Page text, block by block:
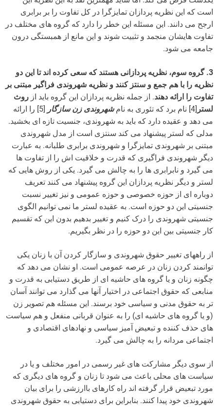
است که این نظریه پردازان تمایزگرا در کل تفاوت را بر برابری
ارجح می دانند. این مسئله این خطر را دارد که گروه های مختلف در
تفاوت هایشان منجمد و تثبیت شوند و این مانع از همبستگی درون
جامعه می شود.
3. گروه سوم، نظریه پردازانی هستند که سعی کرده اند تا این دو
نظریه را با هم جمع و سنتز کنند و نظریه شهروندی فراگیر مبتنی بر
تفاوت را ارائه دهند. از جمله نظریه پردازان این گروه باید از روث
لستر [4] نام برد که تئوری به نام شهروندی زن سازگار
[5] را ارائه
می دهد و عقیده دارد که باید به شهروندی، جنسیت تازه ای بخشید.
مدلی که لستر پیشنهاد می کند سنتزی است از مدل شهروندی
مبتنی بر شهروندی تمایزگرا و شهروندی برابری طلبانه. به عبارت
دیگر شهروندی فراگیری که قدرت و خلاقیت اش را از تفاوت ها
می گیرد و نابرابری ها را به چالش می گیرد. یکی از روش هایی که
لستر و دیگر نظریه پردازان این گروه پیشنهاد می کنند تعریف
دوباره ای از حوزه خصوصی و حوزه عمومی و نیز تغییر نسبت
جنسیتی این دو حوزه است. به عقیده لستر ما نمی توانیم الگوی
جنسیتی شهروندی را درک کنیم و تغییر بدهیم بدون این که تقسیم
کار جنسیتی بین این دو حوزه را در نظر بگیریم.
از راههای تغییر حقوق شهروندی و سازگار کردن آن با زنان یکی
توانمند کردن زنان در عرصه عمومی است. او نشان می دهد که
چگونه زنان و یا گروه های حاشیه ای از طریق دستیابی به قدرت و
منابعی که حقوق اجتماعی در اختیار آنها می گذارد می توانند آسان
تر به حقوق مدنی و سیاسی خود برسند. این مسئله هم تصویر زن
(و یا گروه های حاشیه ای) را به عنوان قربانی منفعل و هم سیاست
های حذف کننده و تبعیض آمیز سیاسی و نهادهای اقتصادی و
اجتماعی مردانه را به چالش می گیرد.
از سوی دیگر مشارکت های غیر رسمی در امور مختلف و یا در
سیاست های محلی باعث می شود تا زنان و گروه های دیگری که
مورد تبعیض قرار گرفته اند راه کارهای باارزشی را برای بیان
شهروندی خود پیدا کنند. بنابراین برای دستیابی به حقوق شهروندی